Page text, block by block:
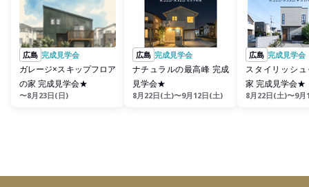
広島 完成見学会
ガレージ×スキップフロア
の家 完成見学会★
〜8月23日(日)
広島 完成見学会
ナチュラルの最高峰 完成
見学会★
8月22日(土)〜9月12日(土)
広島 完成見学会
スタイリッシ
家 完成見学会★
8月22日(土)〜9月